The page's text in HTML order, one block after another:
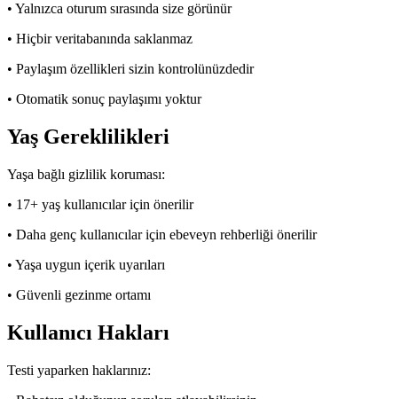
• Yalnızca oturum sırasında size görünür
• Hiçbir veritabanında saklanmaz
• Paylaşım özellikleri sizin kontrolünüzdedir
• Otomatik sonuç paylaşımı yoktur
Yaş Gereklilikleri
Yaşa bağlı gizlilik koruması:
• 17+ yaş kullanıcılar için önerilir
• Daha genç kullanıcılar için ebeveyn rehberliği önerilir
• Yaşa uygun içerik uyarıları
• Güvenli gezinme ortamı
Kullanıcı Hakları
Testi yaparken haklarınız: